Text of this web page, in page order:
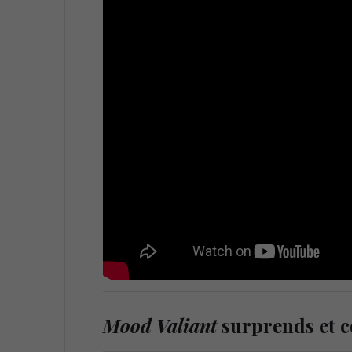
Mood Valiantsurprends et